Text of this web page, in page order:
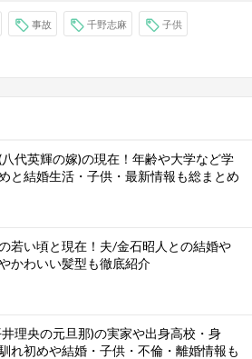
事故 千野志麻 子供
代英輝の嫁)の現在！年齢や大学など学
と結婚生活・子供・最新情報も総まとめ
若い頃と現在！夫/金石昭人との結婚や
かわいい髪型も徹底紹介
理央の元旦那)の実家や出身高校・身
れ初めや結婚・子供・不倫・離婚情報も